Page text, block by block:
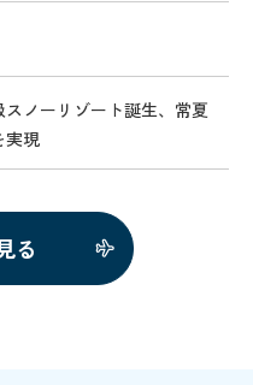
ノーリゾート誕生、常夏
実現
る